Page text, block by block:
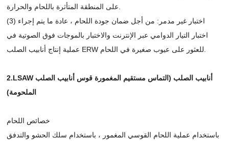
(3) اختبار غير مدمر: من أجل ضمان جودة اللحام ، عادة ما يتم إجراء
اختبار التيار الدوامي عبر الإنترنت والاختبار بالموجات فوق الصوتية في
2.LSAW أنابيب الصلب (التماس مستقيم المغمورة قوس أنابيب الصلب
الملحومة)
خصائص اللحام
باستخدام عملية اللحام القوسي المغمور ، باستخدام سلك الحشو والتدفق